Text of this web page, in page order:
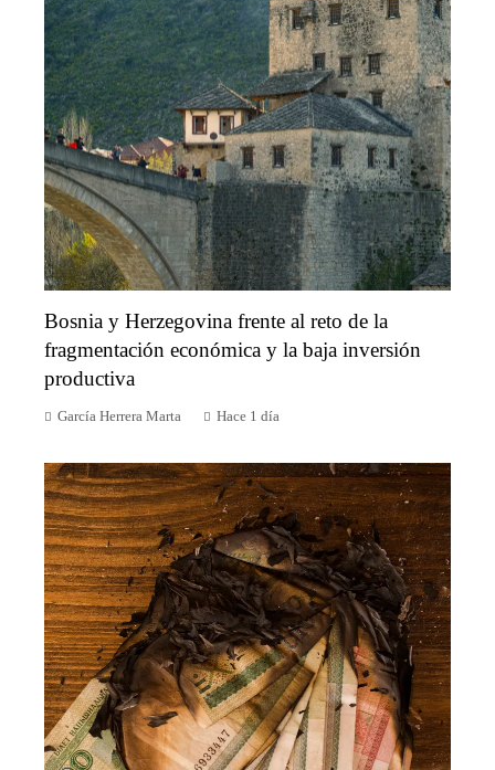
Bosnia y Herzegovina frente al reto de la
fragmentación económica y la baja inversión
productiva
García Herrera Marta Hace 1 día